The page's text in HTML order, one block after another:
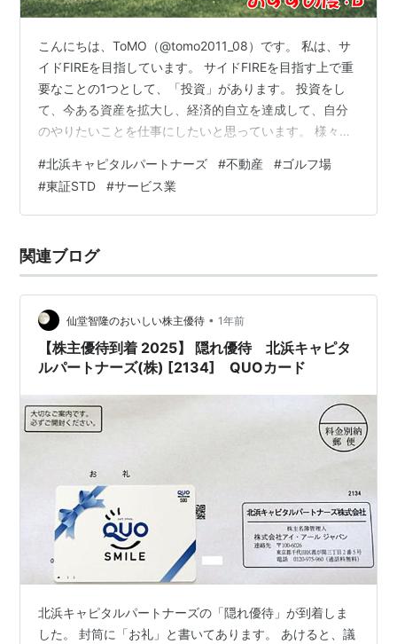
こんにちは、ToMO（@tomo2011_08）です。 私は、サ
イドFIREを目指しています。 サイドFIREを目指す上で重
要なことの1つとして、「投資」があります。 投資をし
て、今ある資産を拡大し、経済的自立を達成して、自分
のやりたいことを仕事にしたいと思っています。 様々な
あり、株式投資を行う上で株式銘柄を分析することは非
常に重要なことです。 日本株式投資をされる方の必需品
といえるのが、以下の四季報になります。 お持ちでない
リンク 銘柄の事業内容は？、業績はどうか？、配当はい
くらなのか？…
#北浜キャピタルパートナーズ #不動産 #ゴルフ場
#東証STD #サービス業
関連ブログ
仙堂智隆のおいしい株主優待 • 1年前
【株主優待到着 2025】 隠れ優待 北浜キャピタ
ルパートナーズ(株) [2134] QUOカード
北浜キャピタルパートナーズの「隠れ優待」が到着しま
した。 封筒に「お礼」と書いてあります。 あけると、議